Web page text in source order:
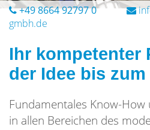
+49 8664 92797 0
Ihr kompetenter
der Idee bis
Fundamentales Know-
in allen Bereichen des